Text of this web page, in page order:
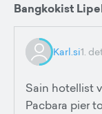
Bangkokist
Karl.si1.
Sain hotellist
Pacbara pier